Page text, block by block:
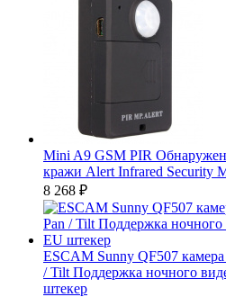
Mini A9 GSM PIR
кражи Alert Infrared Security
8 268 ₽
ESCAM Sunny QF507
/ Tilt Поддержка ночного
штекер